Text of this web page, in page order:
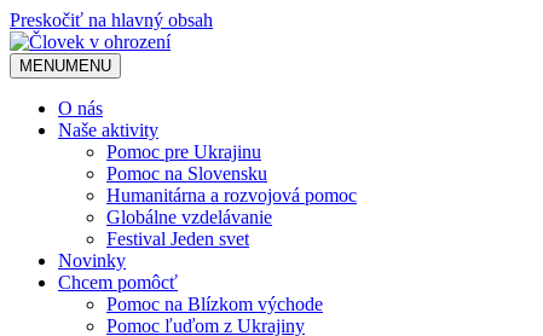
Preskočiť na hlavný obsah
MENUMENU
O nás
Naše aktivity
Pomoc pre Ukrajinu
Pomoc na Slovensku
Humanitárna a rozvojová pomoc
Globálne vzdelávanie
Festival Jeden svet
Novinky
Chcem pomôcť
Pomoc na Blízkom východe
Pomoc ľuďom z Ukrajiny